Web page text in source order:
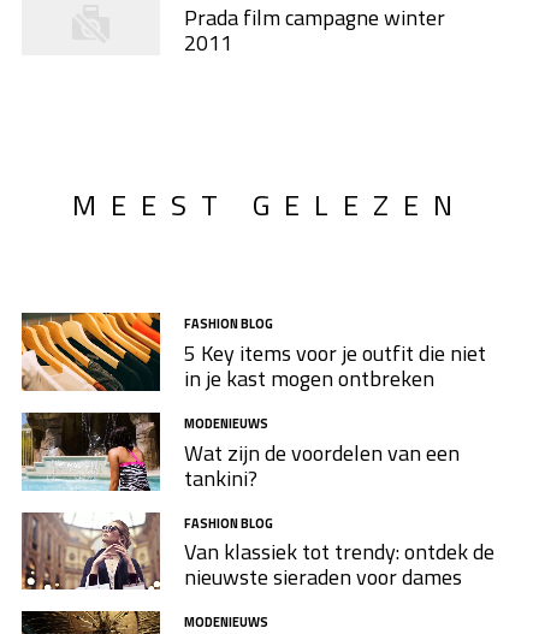
Prada film campagne winter
2011
MEEST GELEZEN
FASHION BLOG
5 Key items voor je outfit die niet
in je kast mogen ontbreken
MODENIEUWS
Wat zijn de voordelen van een
tankini?
FASHION BLOG
Van klassiek tot trendy: ontdek de
nieuwste sieraden voor dames
MODENIEUWS